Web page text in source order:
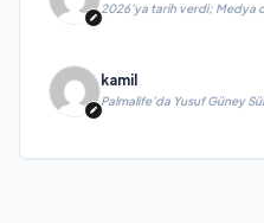
2026’ya tarih verdi; Medya
kamil
Palmalife’da Yusuf Güney